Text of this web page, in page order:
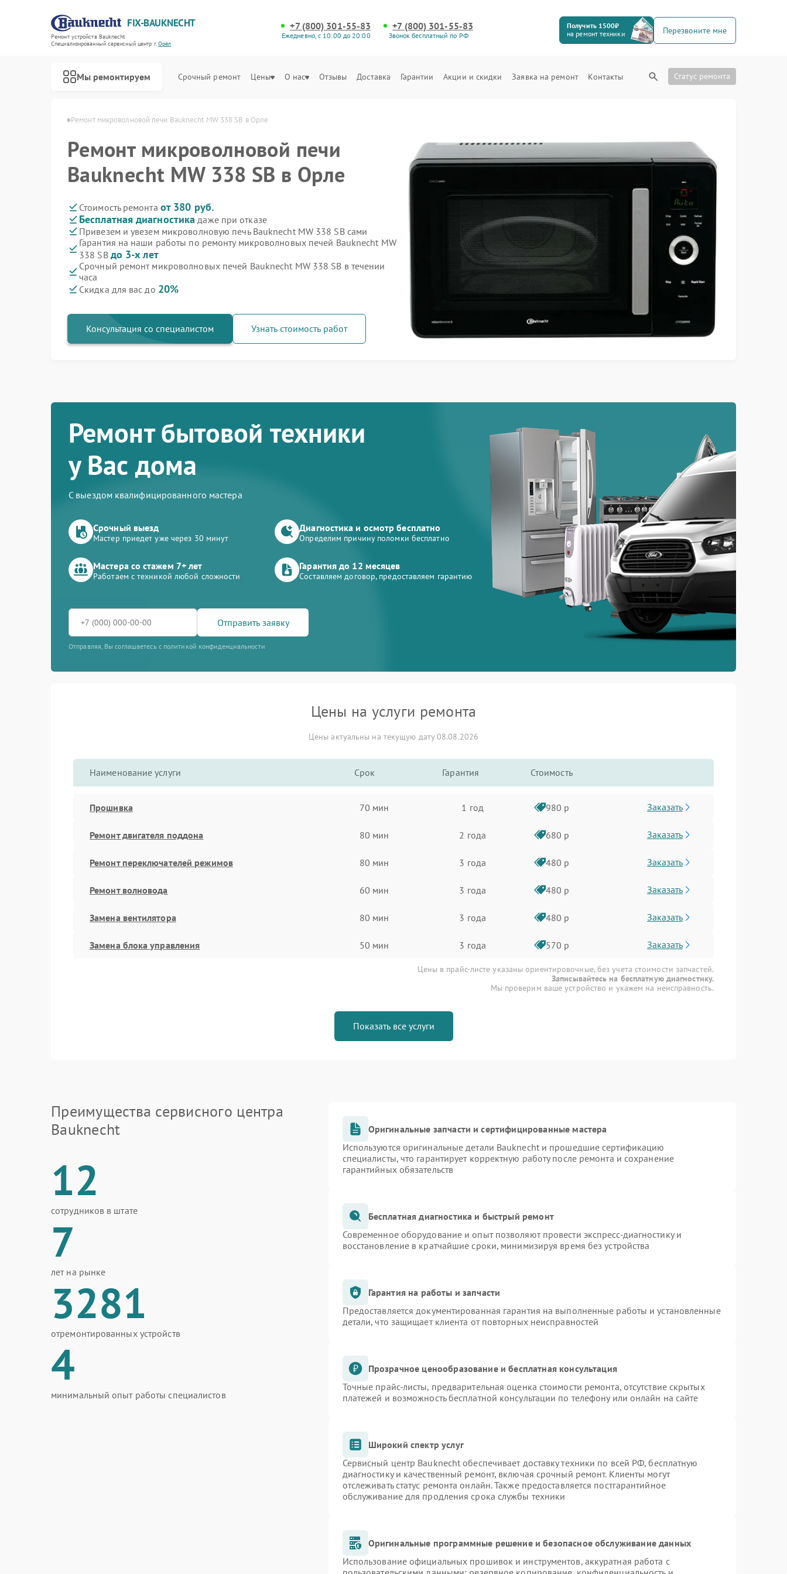
FIX-BAUKNECHT
Ремонт устройств Bauknecht
Специализированный cервисный центр г.Орёл
+7 (800) 301-55-83
Ежедневно, с 10:00 до 20:00
+7 (800) 301-55-83
Звонок бесплатный по РФ
Получить 1500₽
на ремонт техники
Перезвоните мне
Мы ремонтируем Срочный ремонт Цены О нас Отзывы Доставка Гарантии Акции и скидки Заявка на ремонт Контакты Статус ремонта
Bauknecht в Орле Ремонт микроволновой печи Bauknecht MW 338 SB в Орле
Ремонт микроволновой печи
Bauknecht MW 338 SB в Орле
Стоимость ремонта от 380 руб.
Бесплатная диагностика даже при отказе
Привезем и увезем микроволновую печь Bauknecht MW 338 SB сами
Гарантия на наши работы по ремонту микроволновых печей Bauknecht MW
338 SB до 3-х лет
Срочный ремонт микроволновых печей Bauknecht MW 338 SB в течении
часа
Скидка для вас до 20%
Консультация со специалистом Узнать стоимость работ
Ремонт бытовой техники
у Вас дома
С выездом квалифицированного мастера
Срочный выезд
Мастер приедет уже через 30 минут
Диагностика и осмотр бесплатно
Определим причину поломки бесплатно
Мастера со стажем 7+ лет
Работаем с техникой любой сложности
Гарантия до 12 месяцев
Составляем договор, предоставляем гарантию
Отправить заявку
Отправляя, Вы соглашаетесь с политикой конфиденциальности
Цены на услуги ремонта
Цены актуальны на текущую дату 08.08.2026
Наименование услуги Срок Гарантия Стоимость
Прошивка 70 мин 1 год 980 р Заказать
Ремонт двигателя поддона 80 мин 2 года 680 р Заказать
Ремонт переключателей режимов 80 мин 3 года 480 р Заказать
Ремонт волновода 60 мин 3 года 480 р Заказать
Замена вентилятора 80 мин 3 года 480 р Заказать
Замена блока управления 50 мин 3 года 570 р Заказать
Цены в прайс-листе указаны ориентировочные, без учета стоимости запчастей.
Записывайтесь на бесплатную диагностику.
Мы проверим ваше устройство и укажем на неисправность.
Показать все услуги
Преимущества сервисного центра
Bauknecht
12
сотрудников в штате
7
лет на рынке
3281
отремонтированных устройств
4
минимальный опыт работы специалистов
Оригинальные запчасти и сертифицированные мастера
Используются оригинальные детали Bauknecht и прошедшие сертификацию
специалисты, что гарантирует корректную работу после ремонта и сохранение
гарантийных обязательств
Бесплатная диагностика и быстрый ремонт
Современное оборудование и опыт позволяют провести экспресс-диагностику и
восстановление в кратчайшие сроки, минимизируя время без устройства
Гарантия на работы и запчасти
Предоставляется документированная гарантия на выполненные работы и установленные
детали, что защищает клиента от повторных неисправностей
Прозрачное ценообразование и бесплатная консультация
Точные прайс-листы, предварительная оценка стоимости ремонта, отсутствие скрытых
платежей и возможность бесплатной консультации по телефону или онлайн на сайте
Широкий спектр услуг
Сервисный центр Bauknecht обеспечивает доставку техники по всей РФ, бесплатную
диагностику и качественный ремонт, включая срочный ремонт. Клиенты могут
отслеживать статус ремонта онлайн. Также предоставляется постгарантийное
обслуживание для продления срока службы техники
Оригинальные программные решение и безопасное обслуживание данных
Использование официальных прошивок и инструментов, аккуратная работа с